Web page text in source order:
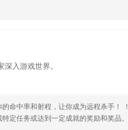
入游戏世界。
命中率和射程，让你成为远程杀手！ ！
定任务或达到一定成就的奖励和奖品。